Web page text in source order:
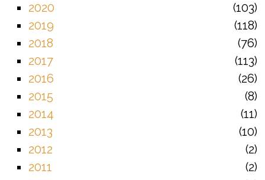
2020
103
2019
118
2018
76
2017
113
2016
26
2015
8
2014
11
2013
10
2012
2
2011
2